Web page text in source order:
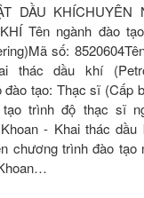
DẦU KHÍCHUYÊN
Tên ngành đào
số:
thác dầu khí
đào tạo: Thạc sĩ
trình độ thạc sĩ
- Khai thác
chương trình đào tạo